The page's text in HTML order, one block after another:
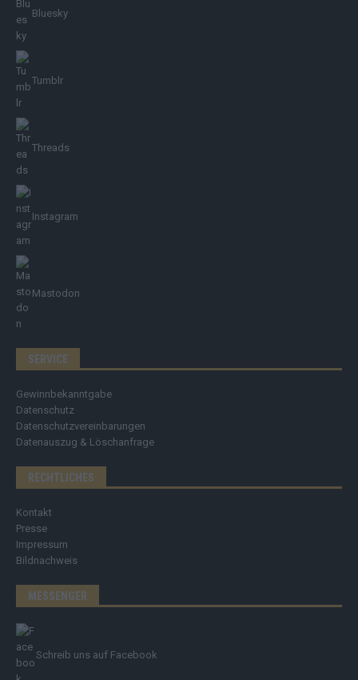
Bluesky
Tumblr
Threads
Instagram
Mastodon
SERVICE
Gewinnbekanntgabe
Datenschutz
Datenschutzvereinbarungen
Datenauszug & Löschanfrage
RECHTLICHES
Kontakt
Presse
Impressum
Bildnachweis
MESSENGER
Schreib uns auf Facebook